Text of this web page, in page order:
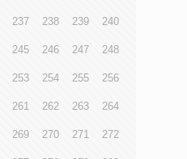
237 238 239 240
245 246 247 248
253 254 255 256
261 262 263 264
269 270 271 272